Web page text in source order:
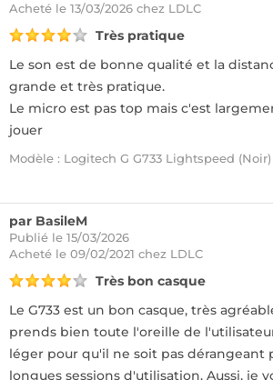
Acheté le 13/03/2026 chez LDLC
Très pratique
Le son est de bonne qualité et la
grande et très pratique.
Le micro est pas top mais c'est
jouer
Modèle : Logitech G G733 Lightspeed (Noir)
par BasileM
Publié le 15/03/2026
Acheté le 09/02/2021 chez LDLC
Très bon casque
Le G733 est un bon casque, très
prends bien toute l'oreille de
léger pour qu'il ne soit pas dérangeant
longues sessions d'utilisation. Aussi, je